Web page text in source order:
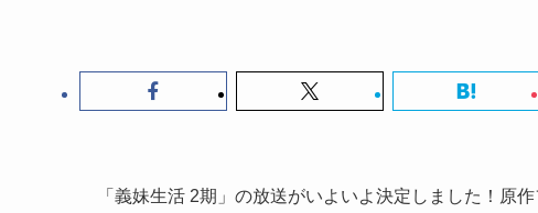
「義妹生活 2期」の放送がいよいよ決定しました！原